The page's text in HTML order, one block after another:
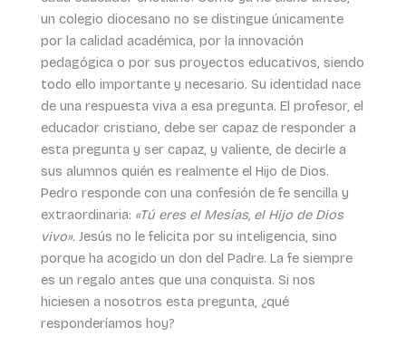
un colegio diocesano no se distingue únicamente
por la calidad académica, por la innovación
pedagógica o por sus proyectos educativos, siendo
todo ello importante y necesario. Su identidad nace
de una respuesta viva a esa pregunta. El profesor, el
educador cristiano, debe ser capaz de responder a
esta pregunta y ser capaz, y valiente, de decirle a
sus alumnos quién es realmente el Hijo de Dios.
Pedro responde con una confesión de fe sencilla y
extraordinaria: «Tú eres el Mesías, el Hijo de Dios
vivo».Jesús no le felicita por su inteligencia, sino
porque ha acogido un don del Padre. La fe siempre
es un regalo antes que una conquista. Si nos
hiciesen a nosotros esta pregunta, ¿qué
responderíamos hoy?